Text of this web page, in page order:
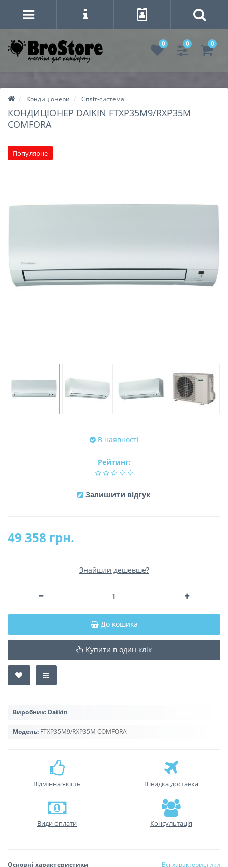
0 0 0
Кондиціонери Спліт-система
КОНДИЦІОНЕР DAIKIN FTXP35M9/RXP35M
COMFORA
Популярне
В наявності
Рейтинг:
Залишити відгук
49 358 грн.
Знайшли дешевше?
До кошика
Купити в один клік
Виробник: Daikin
Модель: FTXP35M9/RXP35M COMFORA
Відмінна якість Швидка доставка
Види оплати Консультація
Основні характеристики Всі характеристики